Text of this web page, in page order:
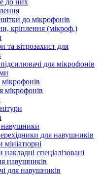
до них
до мікрофонів
кріплення (мікроф.)
та вітрозахист для
для мікрофонів
мікрофонів
навушники
для навушників
спеціалізовані
навушників
для навушників